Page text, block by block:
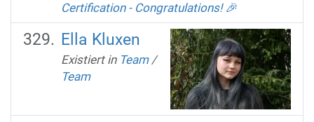
Certification - Congratulations! 🎉
Ella Kluxen
Existiert in Team /
Team